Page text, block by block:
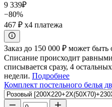
9 339₽
−80%
467 ₽ x4 платежа
Заказ до 150 000 ₽ может
Списание происходит
списывается сразу, 4
недели. Подробнее
Комплект постельного белья